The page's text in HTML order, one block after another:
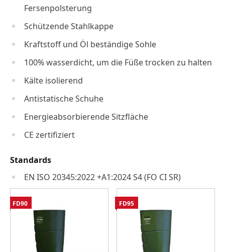
Fersenpolsterung
Schützende Stahlkappe
Kraftstoff und Öl beständige Sohle
100% wasserdicht, um die Füße trocken zu halten
Kälte isolierend
Antistatische Schuhe
Energieabsorbierende Sitzfläche
CE zertifiziert
Standards
EN ISO 20345:2022 +A1:2024 S4 (FO CI SR)
FD90 FD95